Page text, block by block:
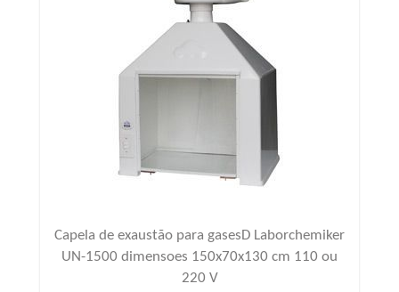
Capela de exaustão para gasesD Laborchemiker
UN-1500 dimensoes 150x70x130 cm 110 ou
220 V